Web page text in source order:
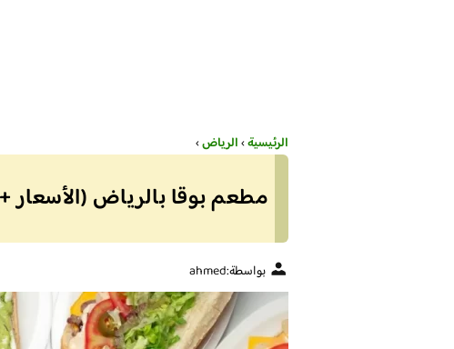
الرئيسية›الرياض›
مطعم بوقا بالرياض (الأسعار
بواسطة:ahmed